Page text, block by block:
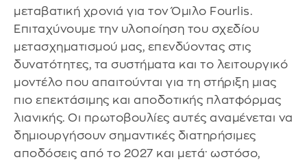
μεταβατική χρονιά για τον Όμιλο Fourlis.
Επιταχύνουμε την υλοποίηση του σχεδίου
μετασχηματισμού μας, επενδύοντας στις
δυνατότητες, τα συστήματα και το λειτουργικό
μοντέλο που απαιτούνται για τη στήριξη μιας
πιο επεκτάσιμης και αποδοτικής πλατφόρμας
λιανικής. Οι πρωτοβουλίες αυτές αναμένεται να
δημιουργήσουν σημαντικές διατηρήσιμες
αποδόσεις από το 2027 και μετά· ωστόσο,